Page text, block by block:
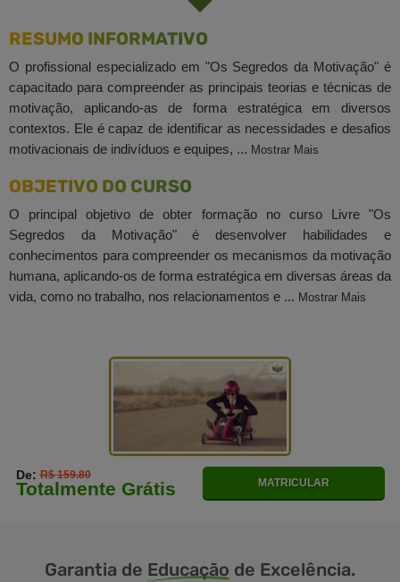
RESUMO INFORMATIVO
O profissional especializado em "Os Segredos da Motivação" é
capacitado para compreender as principais teorias e técnicas de
motivação, aplicando-as de forma estratégica em diversos
contextos. Ele é capaz de identificar as necessidades e desafios
motivacionais de indivíduos e equipes, ... Mostrar Mais
OBJETIVO DO CURSO
O principal objetivo de obter formação no curso Livre "Os
Segredos da Motivação" é desenvolver habilidades e
conhecimentos para compreender os mecanismos da motivação
humana, aplicando-os de forma estratégica em diversas áreas da
vida, como no trabalho, nos relacionamentos e ... Mostrar Mais
De:R$ 159.80
Totalmente Grátis MATRICULAR
Garantia de Educação de Excelência.